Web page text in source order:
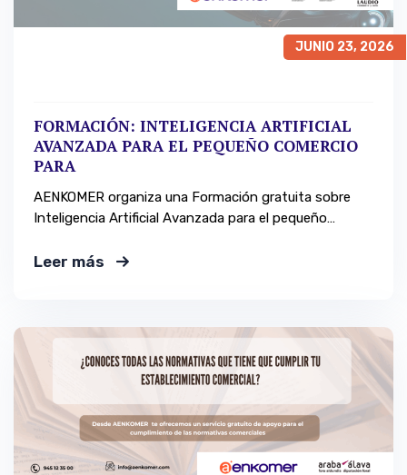
JUNIO 23, 2026
FORMACIÓN: INTELIGENCIA ARTIFICIAL
AVANZADA PARA EL PEQUEÑO COMERCIO
PARA
AENKOMER organiza una Formación gratuita sobre
Inteligencia Artificial Avanzada para el pequeño
Leer más